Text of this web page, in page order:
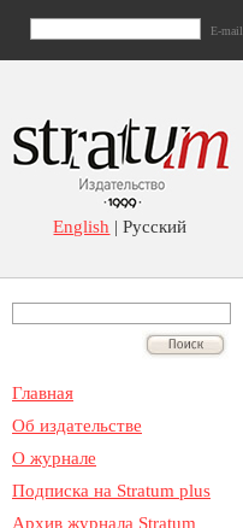
E-mail
English | Русский
Главная
Об издательстве
О журнале
Подписка на Stratum plus
Архив журнала Stratum